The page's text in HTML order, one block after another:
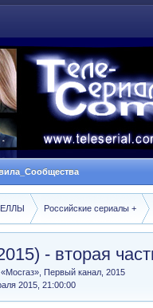
Российские сериалы +
- вторая
Первый канал, 2015
2015, 21:00:00